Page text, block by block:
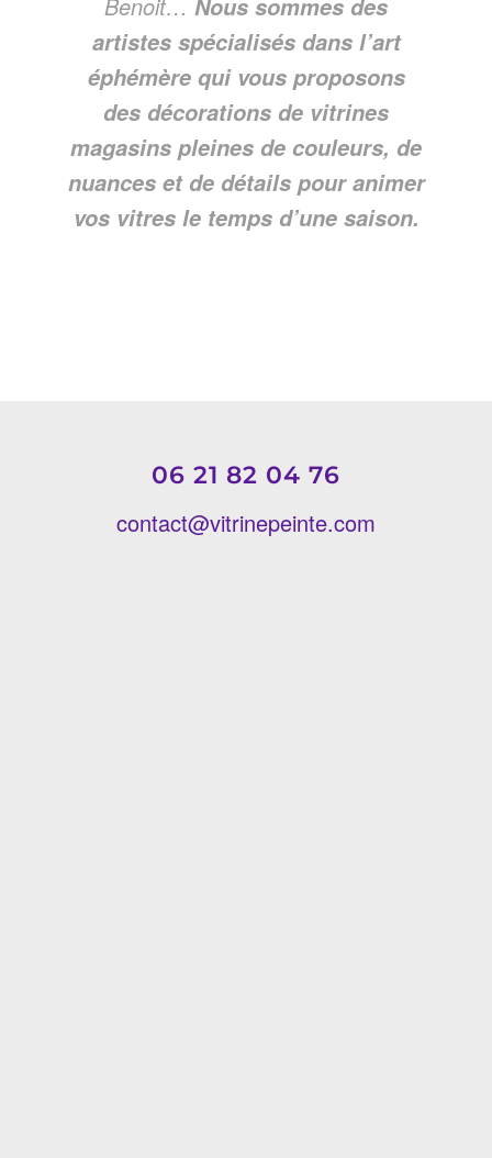
Nous sommes des
artistes spécialisés dans l’art
éphémère qui vous proposons
des décorations de vitrines
magasins pleines de couleurs, de
nuances et de détails pour animer
vos vitres le temps d’une saison.
06 21 82 04 76
contact@vitrinepeinte.com